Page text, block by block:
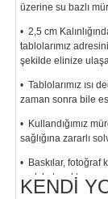
üzerine su bazlı
• 2,5 cm
tablolarımız
şekilde elinize
• Tablolarımız ısı
zaman sonra bile
• Kullandığımız
sağlığına zararlı
• Baskılar, fotoğraf
renk katacaktır.
KENDI